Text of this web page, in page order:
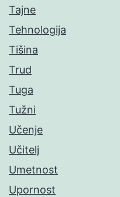
Tajne
Tehnologija
Tišina
Trud
Tuga
Tužni
Učenje
Učitelj
Umetnost
Upornost